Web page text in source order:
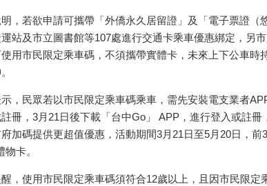
，若欲申請可攜帶「外僑永久居留證」及「電子票證
站及市立圖書館等107處進行交通卡乘車優惠綁定，另
用市民限定乘車碼，不須攜帶實體卡，未來上下公車
，民眾若以市民限定乘車碼乘車，需先安裝電支業者
冊， 3月21日後下載「台中Go 」 APP ，進行登入或註
加碼提供更超值優惠，活動期間3月21日至5月20日，前
物卡。
，使用市民限定乘車碼須符合12歲以上，且因市民限定